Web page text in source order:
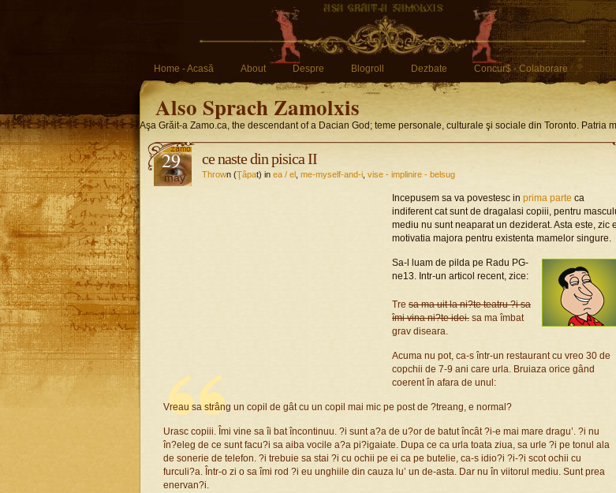
Home - Acasă About Despre Blogroll Dezbate Concur$ - Colaborare
Also Sprach Zamolxis
Aşa Grăit-a Zamo.ca, the descendant of a Dacian God; teme personale, culturale şi sociale din Toronto. Patria
29
may
ce naste din pisica II
Thrown (Ţâpat) in ea / el me-myself-and-i vise - implinire - belsug
Incepusem sa va povestesc in prima parte ca
indiferent cat sunt de dragalasi copiii, pentru
mediu nu sunt neaparat un deziderat. Asta este, zic
motivatia majora pentru existenta mamelor singure.
Sa-l luam de pilda pe Radu PG-
ne13. Intr-un articol recent, zice:
Tre sa ma uit la ni?te teatru ?i sa
îmi vina ni?te idei. sa ma îmbat
grav diseara.
Acuma nu pot, ca-s într-un restaurant cu vreo 30 de
copchii de 7-9 ani care urla. Bruiaza orice gând
coerent în afara de unul:
Vreau sa strâng un copil de gât cu un copil mai mic pe post de ?treang, e normal?
Urasc copiii. Îmi vine sa îi bat încontinuu. ?i sunt a?a de u?or de batut încât ?i-e mai mare dragu’. ?i nu
în?eleg de ce sunt facu?i sa aiba vocile a?a pi?igaiate. Dupa ce ca urla toata ziua, sa urle ?i pe tonul ala
de sonerie de telefon. ?i trebuie sa stai ?i cu ochii pe ei ca pe butelie, ca-s idio?i ?i-?i scot ochii cu
furculi?a. Într-o zi o sa îmi rod ?i eu unghiile din cauza lu’ un de-asta. Dar nu în viitorul mediu. Sunt prea
enervan?i.